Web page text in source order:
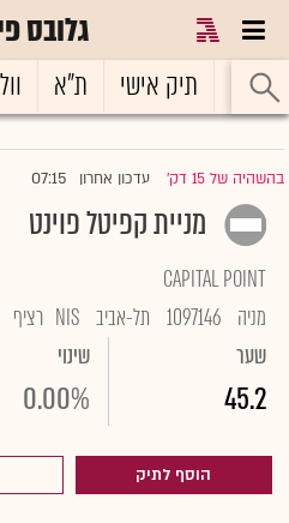
גלובס
ראשי תיק אישי ת"א
בהשהיה של 15 דק' |עדכון אחרון 07:15
מניית קפיטל פוינט
CAPITAL POINT
מניה 1097146 תל-אביב NIS רציף
שער
45.2
שינוי
0.00%
הוסף לתיק